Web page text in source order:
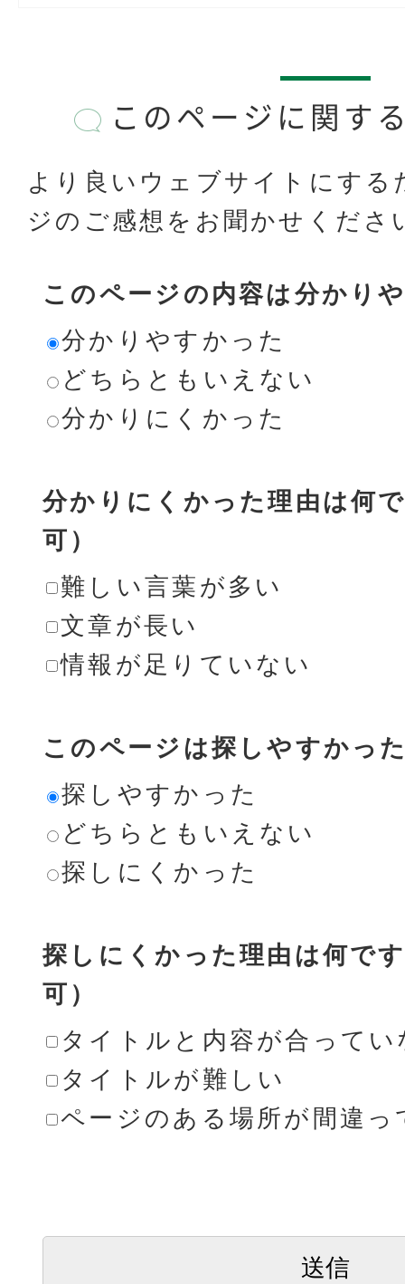
このページに関す
より良いウェブサイトにする
ジのご感想をお聞かせくださ
このページの内容は分かり
分かりやすかった
どちらともいえない
分かりにくかった
分かりにくかった理由は何
可）
難しい言葉が多い
文章が長い
情報が足りていない
このページは探しやすかっ
探しやすかった
どちらともいえない
探しにくかった
探しにくかった理由は何で
可）
タイトルと内容が合ってい
タイトルが難しい
ページのある場所が間違っ